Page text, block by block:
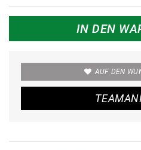
IN DEN
AUF DEN